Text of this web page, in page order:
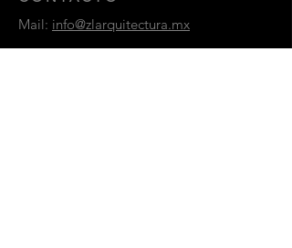
Mail: info@zlarquitectura.mx
Av de los bosques 206, colonia lomas de